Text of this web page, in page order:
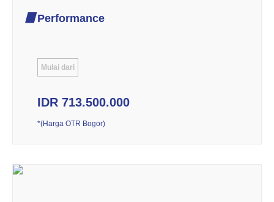
Performance
Mulai dari
IDR 713.500.000
*(Harga OTR Bogor)